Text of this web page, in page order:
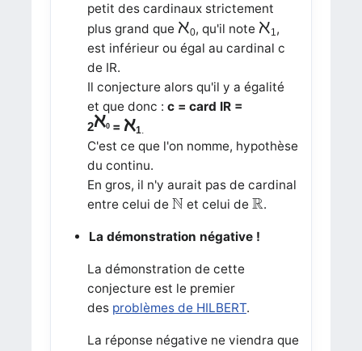
petit des cardinaux strictement
plus grand que ℵ0, qu'il note ℵ1 ,
est inférieur ou égal au cardinal c
de IR.
Il conjecture alors qu'il y a égalité
et que donc : c = card IR =
2ℵ0 = ℵ1
C'est ce que l'on nomme, hypothèse
du continu.
En gros, il n'y aurait pas de cardinal
entre celui de N
N et celui de R
R.
La démonstration négative !
La démonstration de cette
conjecture est le premier
des problèmes de HILBERT.
La réponse négative ne viendra que